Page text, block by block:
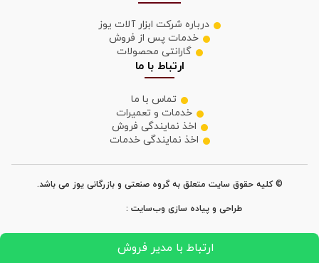
درباره شرکت ابزار آلات یوز
خدمات پس از فروش
گارانتی محصولات
ارتباط با ما
تماس با ما
خدمات و تعمیرات
اخذ نمایندگی فروش
اخذ نمایندگی خدمات
© کلیه حقوق سایت متعلق به گروه صنعتی و بازرگانی یوز می باشد.
طراحی و پیاده سازی وب‌سایت :
ارتباط با مدیر فروش